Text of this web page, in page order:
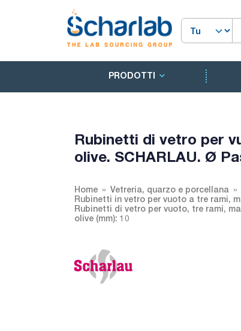
PRODOTTI
Rubinetti di vetro per
olive. SCHARLAU. Ø
Home Vetreria, quarzo e porcellana
Rubinetti in vetro per vuoto a tre rami,
Rubinetti di vetro per vuoto, tre rami,
olive (mm): 10